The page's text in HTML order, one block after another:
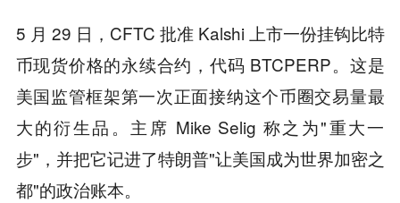
5 月 29 日，CFTC 批准 Kalshi 上市一份挂钩比特
币现货价格的永续合约，代码 BTCPERP。这是
美国监管框架第一次正面接纳这个币圈交易量最
大的衍生品。主席 Mike Selig 称之为"重大一
步"，并把它记进了特朗普"让美国成为世界加密之
都"的政治账本。